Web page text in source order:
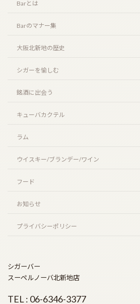
Barとは
Barのマナー集
大阪北新地の歴史
シガーを愉しむ
銘酒に出会う
キューバカクテル
ラム
ウイスキー/ブランデー/ワイン
フード
お知らせ
プライバシーポリシー
シガーバー
スーペルノーバ北新地店
TEL : 06-6346-3377
御岳 2025(ONTAKE 2025)
2026年8月6日
お盆期間の営業時間のお
2026年6月29日
シュ（BIG PEAT 33years
2026年6月6日